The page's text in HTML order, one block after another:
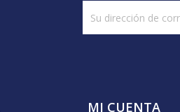
MI CUENTA